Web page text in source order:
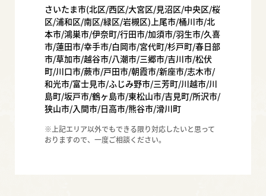
さいたま市(北区/西区/大宮区/見沼区/中央区/桜
区/浦和区/南区/緑区/岩槻区)上尾市/桶川市/北
本市/鴻巣市/伊奈町/行田市/加須市/羽生市/久喜
市/蓮田市/幸手市/白岡市/宮代町/杉戸町/春日部
市/草加市/越谷市/八潮市/三郷市/吉川市/松伏
町/川口市/蕨市/戸田市/朝霞市/新座市/志木市/
和光市/富士見市/ふじみ野市/三芳町/川越市/川
島町/坂戸市/鶴ヶ島市/東松山市/吉見町/所沢市/
狭山市/入間市/日高市/熊谷市/滑川町
※上記エリア以外でもできる限り対応したいと思って
おりますので、一度ご相談ください。